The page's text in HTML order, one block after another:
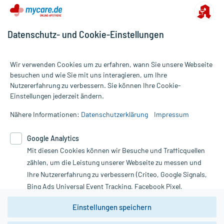
Apotheker.
Für die Information an dieser Stelle werden vor allem
Nebenwirkungen berücksichtigt, die bei mindestens einem von
Zusammensetzung:
WirkstoffCalciumcarbonat
Wirkstoff
Calcium-Ion
1001,08 mg
WirkstoffColecalciferol
Hilfsstoff(R,R,R )-?-Tocopherol
+
HilfsstoffSojaöl, partiell hydriert
0,7 mg
Hilfsstoff Gelatine
+
HilfsstoffSaccharose
3,7 mg
Citronensäure
+
Alle Preise gelten inkl. MwSt., ggf. zzgl. Versandkosten
Informationen auf dieser Website werden ausschließlich für
die Untersuchung und Behandlung durch einen Arzt. Bitte
Therapien eingeleitet werden können. | Diese Webseite benutzt
Google Analytics. Lesen Sie bitte dazu die wichtigen Hinweise in
unserer Datenschutzerklärung. Für den Widerruf einer Bestellung
nutzen Sie das Formular:
Vertrag widerrufen
Datenschutz- und Cookie-Einstellungen
Wir verwenden Cookies um zu erfahren, wann Sie unsere Webseite
besuchen und wie Sie mit uns interagieren, um Ihre
Nutzererfahrung zu verbessern. Sie können Ihre Cookie-
Einstellungen jederzeit ändern.
Nähere Informationen: Datenschutzerklärung Impressum
Google Analytics
Mit diesen Cookies können wir Besuche und Trafficquellen
zählen, um die Leistung unserer Webseite zu messen und
Ihre Nutzererfahrung zu verbessern (Criteo, Google Signals,
Bing Ads Universal Event Tracking, Facebook Pixel,
Youtube-Social Plugin).
Wir weisen darauf hin, dass die
Einstellungen speichern